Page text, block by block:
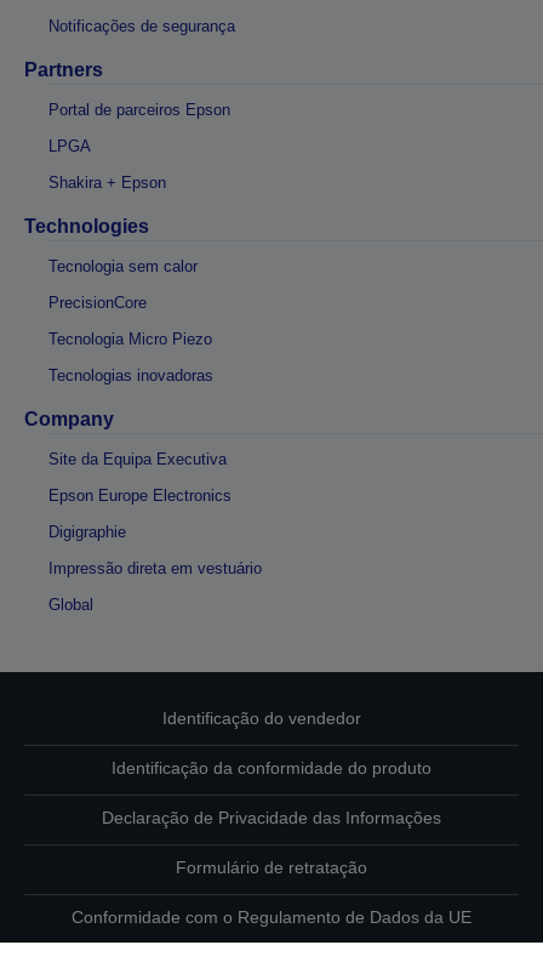
Notificações de segurança
Partners
Portal de parceiros Epson
LPGA
Shakira + Epson
Technologies
Tecnologia sem calor
PrecisionCore
Tecnologia Micro Piezo
Tecnologias inovadoras
Company
Site da Equipa Executiva
Epson Europe Electronics
Digigraphie
Impressão direta em vestuário
Global
Identificação do vendedor
Identificação da conformidade do produto
Declaração de Privacidade das Informações
Formulário de retratação
Conformidade com o Regulamento de Dados da UE